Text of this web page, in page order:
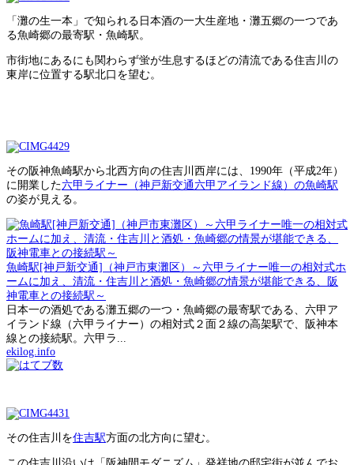
「灘の生一本」で知られる日本酒の一大生産地・灘五郷の一つであ
る魚崎郷の最寄駅・魚崎駅。
市街地にあるにも関わらず蛍が生息するほどの清流である住吉川の
東岸に位置する駅北口を望む。
その阪神魚崎駅から北西方向の住吉川西岸には、1990年（平成2年）
に開業した六甲ライナー（神戸新交通六甲アイランド線）の魚崎駅
の姿が見える。
魚崎駅[神戸新交通]（神戸市東灘区）～六甲ライナー唯一の相対式ホ
ームに加え、清流・住吉川と酒処・魚崎郷の情景が堪能できる、阪
神電車との接続駅～
日本一の酒処である灘五郷の一つ・魚崎郷の最寄駅である、六甲ア
イランド線（六甲ライナー）の相対式２面２線の高架駅で、阪神本
線との接続駅。六甲ラ...
ekilog.info
その住吉川を住吉駅方面の北方向に望む。